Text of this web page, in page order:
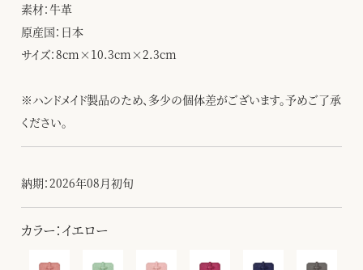
素材：牛革
原産国：日本
サイズ：8cm×10.3cm×2.3cm
※ハンドメイド製品のため、多少の個体差がございます。予めご了承
ください。
納期：2026年08月初旬
カラー：イエロー